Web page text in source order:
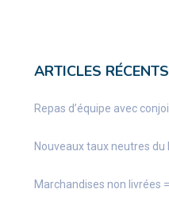
ARTICLES RÉCENTS
Repas d’équipe avec
Nouveaux taux neutres du
Marchandises non livrées